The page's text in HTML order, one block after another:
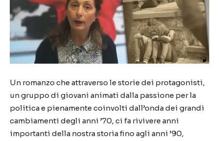
Un romanzo che attraverso le storie dei protagonisti,
un gruppo di giovani animati dalla passione per la
politica e pienamente coinvolti dall’onda dei grandi
cambiamenti degli anni ’70, ci fa rivivere anni
importanti della nostra storia fino agli anni ’90,